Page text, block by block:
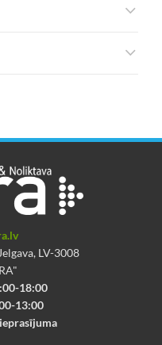
LV-3008
18:00
13:00